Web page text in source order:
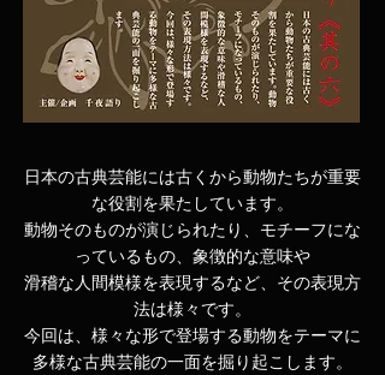
日本の古典芸能には古くから動物たちが重要
な役割を果たしています。
動物そのものが演じられたり、モチーフにな
っているもの、象徴的な意味や
滑稽な人間模様を表現するなど、その表現方
法は様々です。
今回は、様々な形で登場する動物をテーマに
多様な古典芸能の一面を掘り起こします。